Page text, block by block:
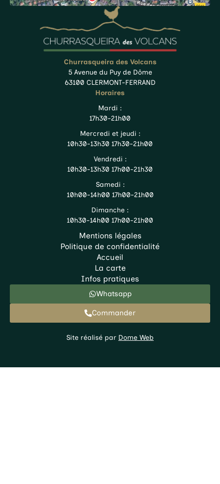
Churrasqueira des Volcans
5 Avenue du Puy de Dôme
63100 CLERMONT-FERRAND
Horaires
Mardi :
17h30-21h00
Mercredi et jeudi :
10h30-13h30 17h30-21h00
Vendredi :
10h30-13h30 17h00-21h30
Samedi :
10h00-14h00 17h00-21h00
Dimanche :
10h30-14h00 17h00-21h00
Commander
Whatsapp
Accueil
La carte
Infos pratiques
Mentions légales
Politique de confidentialité
Site réalisé par Dome Web